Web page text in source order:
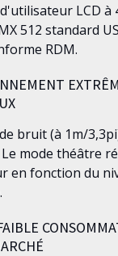
LCD à
512 standard
RDM.
bruit (à 1m/
mode théâtre
en fonction du